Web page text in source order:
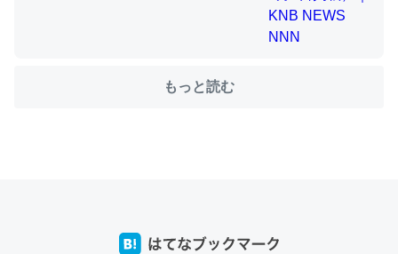
もっと読む